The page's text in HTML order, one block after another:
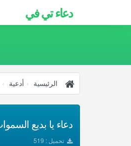
دعاء تي في
الرئيسية أدعية
تحميل : 519